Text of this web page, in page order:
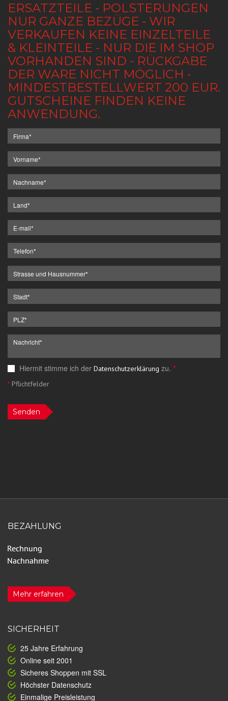
ERSATZTEILE - POLSTERUNGEN
NUR GANZE BEZÜGE - WIR
VERKAUFEN KEINE EINZELTEILE
& KLEINTEILE - NUR DIE IM SHOP
VORHANDEN SIND - RÜCKGABE
DER WARE NICHT MÖGLICH -
MINDESTBESTELLWERT 200 EUR.
GUTSCHEINE FINDEN KEINE
ANWENDUNG.
Hiermit stimme ich der Datenschutzerklärung zu. *
*Pflichtfelder
Senden
BEZAHLUNG
Mehr erfahren
SICHERHEIT
25 Jahre Erfahrung
Online seit 2001
Sicheres Shoppen mit SSL
Höchster Datenschutz
Einmalige Preisleistung